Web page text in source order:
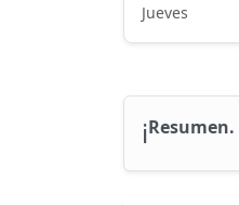
Jueves
ℹ️Resumen.